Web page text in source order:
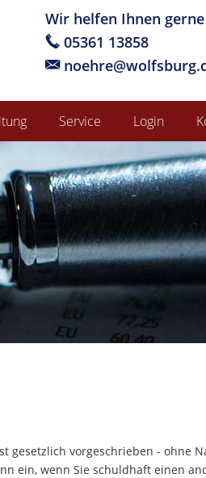
Wir helfen Ihnen gerne
05361 13858
Service Login
gesetzlich vorgeschrieben - ohne
ein, wenn Sie schuldhaft einen